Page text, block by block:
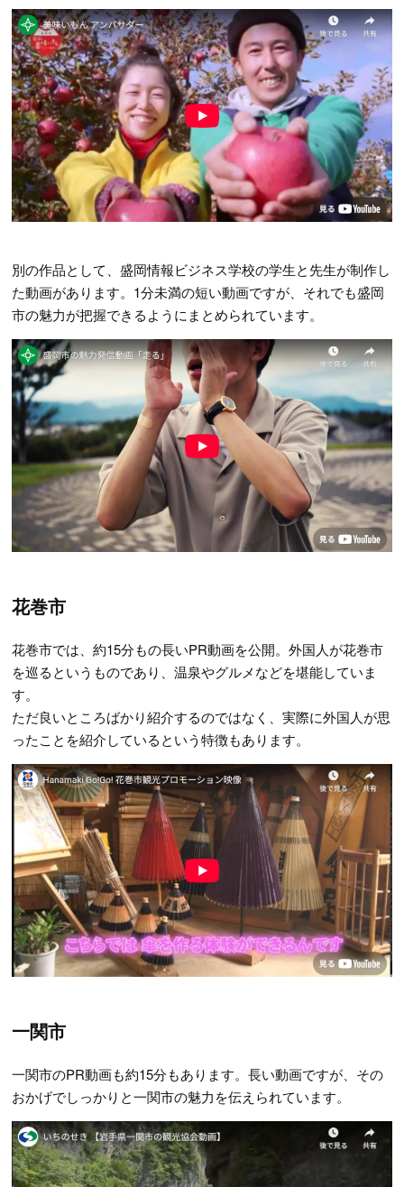
別の作品として、盛岡情報ビジネス学校の学生と先生が制作し
た動画があります。1分未満の短い動画ですが、それでも盛岡
市の魅力が把握できるようにまとめられています。
花巻市
花巻市では、約15分もの長いPR動画を公開。外国人が花巻市
を巡るというものであり、温泉やグルメなどを堪能していま
す。
ただ良いところばかり紹介するのではなく、実際に外国人が思
ったことを紹介しているという特徴もあります。
一関市
一関市のPR動画も約15分もあります。長い動画ですが、その
おかげでしっかりと一関市の魅力を伝えられています。